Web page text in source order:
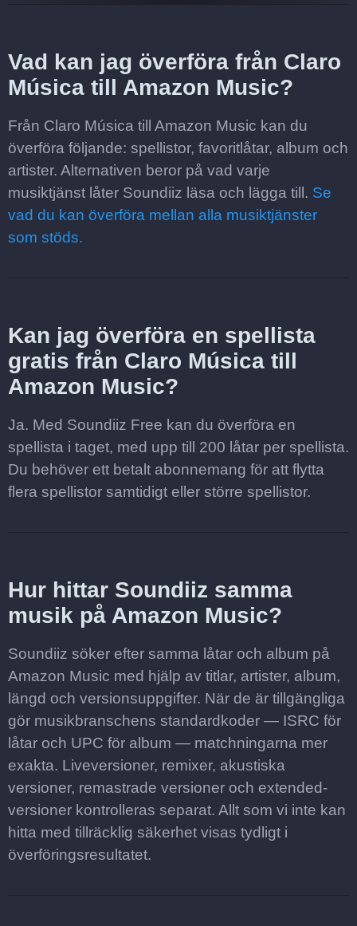
Vad kan jag överföra från Claro
Música till Amazon Music?
Från Claro Música till Amazon Music kan du
överföra följande: spellistor, favoritlåtar, album och
artister. Alternativen beror på vad varje
musiktjänst låter Soundiiz läsa och lägga till. Se
vad du kan överföra mellan alla musiktjänster
som stöds.
Kan jag överföra en spellista
gratis från Claro Música till
Amazon Music?
Ja. Med Soundiiz Free kan du överföra en
spellista i taget, med upp till 200 låtar per spellista.
Du behöver ett betalt abonnemang för att flytta
flera spellistor samtidigt eller större spellistor.
Hur hittar Soundiiz samma
musik på Amazon Music?
Soundiiz söker efter samma låtar och album på
Amazon Music med hjälp av titlar, artister, album,
längd och versionsuppgifter. När de är tillgängliga
gör musikbranschens standardkoder — ISRC för
låtar och UPC för album — matchningarna mer
exakta. Liveversioner, remixer, akustiska
versioner, remastrade versioner och extended-
versioner kontrolleras separat. Allt som vi inte kan
hitta med tillräcklig säkerhet visas tydligt i
överföringsresultatet.